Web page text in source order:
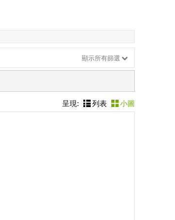
顯示所有篩選
呈現: 列表 小圖